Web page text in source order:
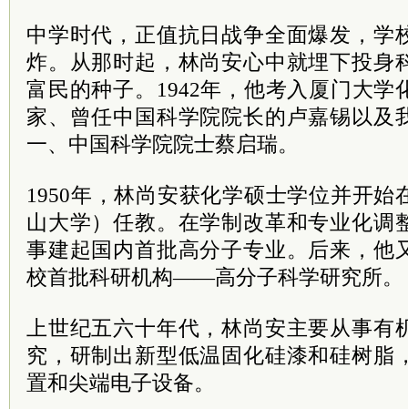
中学时代，正值抗日战争全面爆发，学
炸。从那时起，林尚安心中就埋下投身
富民的种子。1942年，他考入厦门大学
家、曾任中国科学院院长的卢嘉锡以及
一、中国科学院院士蔡启瑞。
1950年，林尚安获化学硕士学位并开始
山大学）任教。在学制改革和专业化调
事建起国内首批高分子专业。后来，他
校首批科研机构——高分子科学研究所。
上世纪五六十年代，林尚安主要从事有
究，研制出新型低温固化硅漆和硅树脂
置和尖端电子设备。